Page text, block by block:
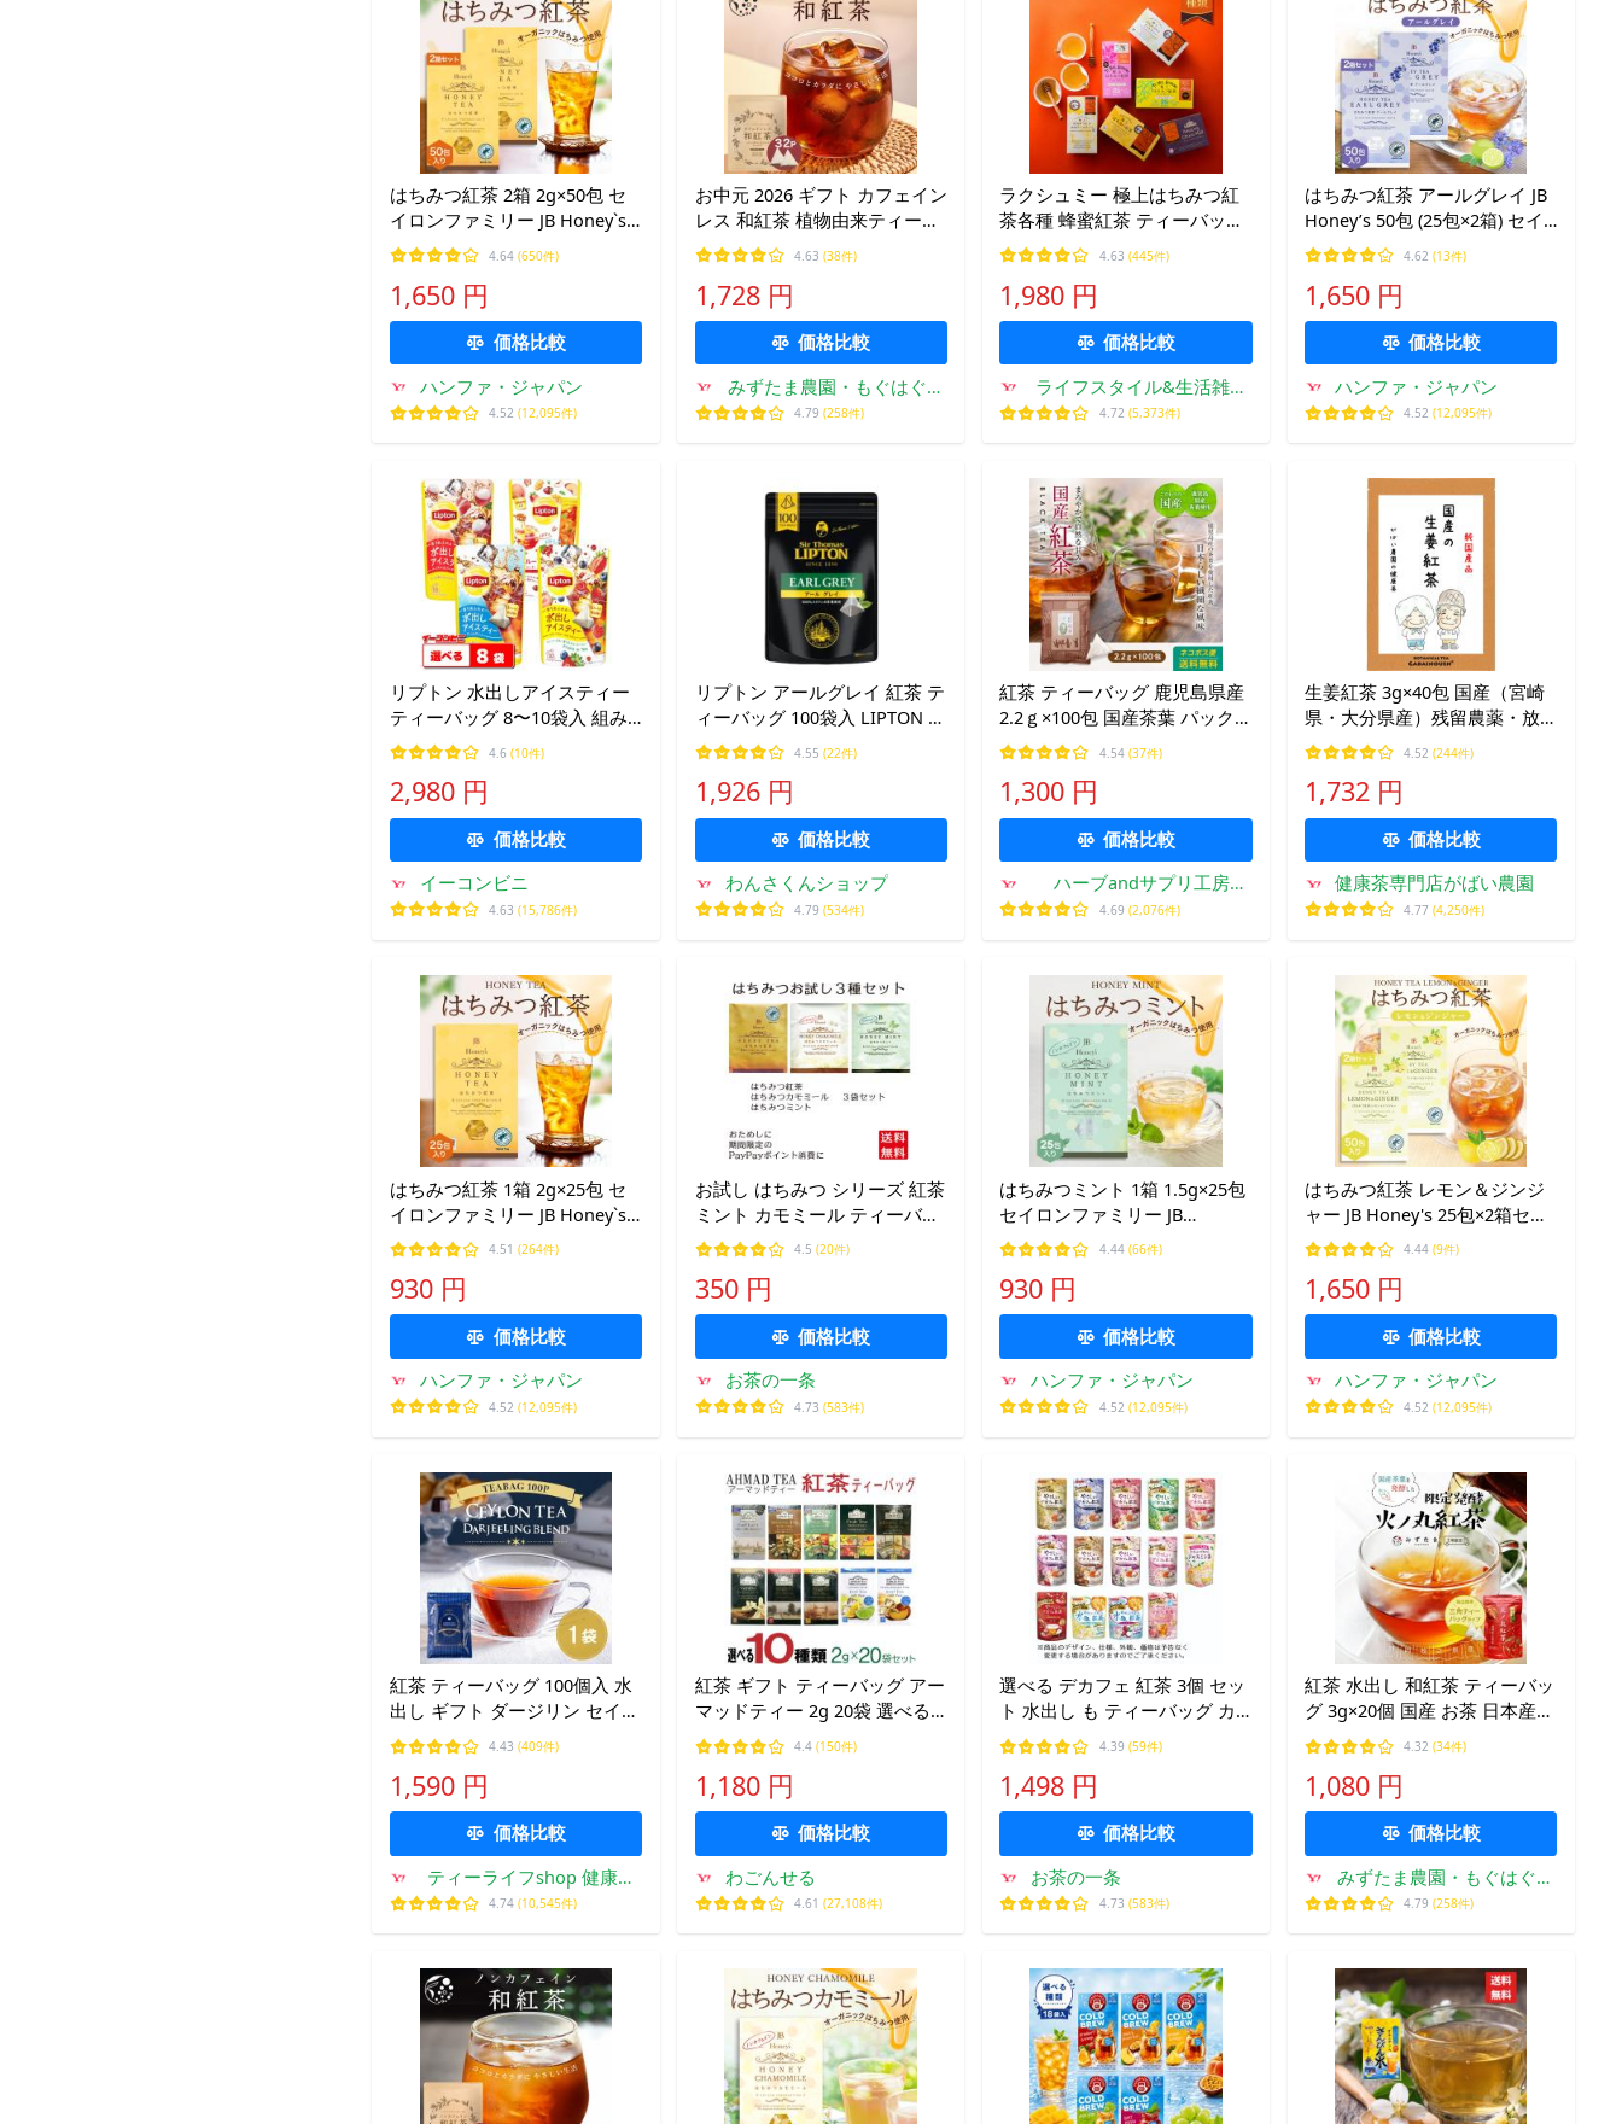
はちみつ紅茶 2箱 2g×50包 セ
イロンファミリー JB Honey`s
ハニー 蜂蜜 紅茶 ティーバッグ
スリランカ リラックス カフェ
おすすめ 送料無料 爆買
4.64 (650件)
1,650 円
価格比較
ハンファ・ジャパン
4.52 (12,095件)
お中元 2026 ギフト カフェイン
レス 和紅茶 植物由来ティーバ
ッグ 4g×32個 デカフェ 紅茶 父
の日 国産 水出し お茶 日本産
無糖 爆買
4.63 (38件)
1,728 円
価格比較
みずたま農園・もぐはぐ農
園
4.79 (258件)
ラクシュミー 極上はちみつ紅
茶各種 蜂蜜紅茶 ティーバッグ
おしゃれ 個包装 紅茶専門店
Lakshimi お茶 女性 ティーパッ
ク
4.63 (445件)
1,980 円
価格比較
ライフスタイル&生活雑貨
のMofu
4.72 (5,373件)
はちみつ紅茶 アールグレイ JB
Honey’s 50包 (25包×2箱) セイ
ロンティー ティーバッグ 個包
装 蜂蜜紅茶 セイロンファミリ
ー 砂糖不使用 まとめ買い 超
PayPay祭
4.62 (13件)
1,650 円
価格比較
ハンファ・ジャパン
4.52 (12,095件)
リプトン 水出しアイスティー
ティーバッグ 8〜10袋入 組み
合わせ選べる8個 Lipton紅茶／
冷製
4.6 (10件)
2,980 円
価格比較
イーコンビニ
4.63 (15,786件)
リプトン アールグレイ 紅茶 テ
ィーバッグ 100袋入 LIPTON ピ
ラミッド型 アールグレイティ
ー アールグレー コストコ
4.55 (22件)
1,926 円
価格比較
わんさくんショップ
4.79 (534件)
紅茶 ティーバッグ 鹿児島県産
2.2ｇ×100包 国産茶葉 パック
送料無料 八重撫子
4.54(37件)
1,300 円
価格比較
ハーブandサプリ工房
Yahoo店
4.69 (2,076件)
生姜紅茶 3g×40包 国産（宮崎
県・大分県産）残留農薬・放
射能検査済 ショウガ紅茶 しょ
うが紅茶 お茶 健康茶 ジンジャ
ーティー 健康茶 送料無料 無添
加
4.52 (244件)
1,732 円
価格比較
健康茶専門店がばい農園
4.77 (4,250件)
はちみつ紅茶 1箱 2g×25包 セ
イロンファミリー JB Honey`s
ハニー 蜂蜜 紅茶 ティーバッグ
スリランカ リラックス カフェ
おすすめ メール便 送料無料 爆
買
4.51 (264件)
930 円
価格比較
ハンファ・ジャパン
4.52 (12,095件)
お試し はちみつ シリーズ 紅茶
ミント カモミール ティーバッ
グ 3種 3袋 送料無料
4.5 (20件)
350 円
価格比較
お茶の一条
4.73 (583件)
はちみつミント 1箱 1.5g×25包
セイロンファミリー JB
Honey`s ハニー 蜂蜜 ノンカフ
ェイン ハーブティー 紅茶 ティ
ーバッグ はちみつ紅茶 送料無
料 爆買
4.44(66件)
930 円
価格比較
ハンファ・ジャパン
4.52 (12,095件)
はちみつ紅茶 レモン＆ジンジ
ャー JB Honey's 25包×2箱セッ
ト（計50包） セイロンティー
蜂蜜紅茶 温活 ジンジャーティ
ー 送料無料 個包装 爆買
4.44 (9件)
1,650 円
価格比較
ハンファ・ジャパン
4.52 (12,095件)
紅茶 ティーバッグ 100個入 水
出し ギフト ダージリン セイロ
ン お茶 セイロンティーダージ
リンブレンド 送料無料
4.43 (409件)
1,590 円
価格比較
ティーライフshop 健康茶
自然食品
4.74 (10,545件)
紅茶 ギフト ティーバッグ アー
マッドティー 2g 20袋 選べる
アールグレイ 爆買
4.4(150件)
1,180 円
価格比較
わごんせる
4.61 (27,108件)
選べる デカフェ 紅茶 3個 セッ
ト 水出し も ティーバッグ カ
フェイン 0.00ｇ ゼロ 送料無料
日本緑茶センター ティーブテ
ィック
4.39 (59件)
1,498 円
価格比較
お茶の一条
4.73 (583件)
紅茶 水出し 和紅茶 ティーバッ
グ 3g×20個 国産 お茶 日本産
無添加 無糖 ポイント消化 限定
発酵 火ノ丸紅茶
4.32 (34件)
1,080 円
価格比較
みずたま農園・もぐはぐ農
園
4.79 (258件)